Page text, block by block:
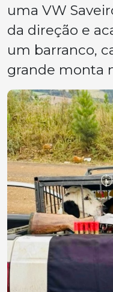
uma VW
da direção e
um barranco,
grande monta